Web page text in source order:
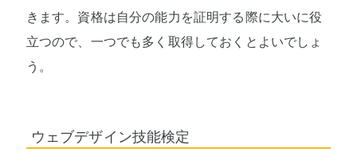
きます。資格は自分の能力を証明する際に大いに役
立つので、一つでも多く取得しておくとよいでしょ
う。
ウェブデザイン技能検定